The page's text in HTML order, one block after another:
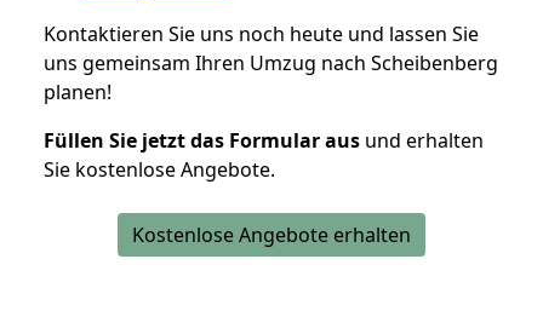
Kontaktieren Sie uns noch heute und lassen Sie
uns gemeinsam Ihren Umzug nach Scheibenberg
planen!
Füllen Sie jetzt das Formular aus und erhalten
Sie kostenlose Angebote.
Kostenlose Angebote erhalten